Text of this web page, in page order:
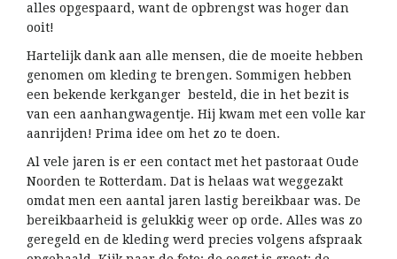
alles opgespaard, want de opbrengst was hoger dan
ooit!
Hartelijk dank aan alle mensen, die de moeite hebben
genomen om kleding te brengen. Sommigen hebben
een bekende kerkganger besteld, die in het bezit is
van een aanhangwagentje. Hij kwam met een volle kar
aanrijden! Prima idee om het zo te doen.
Al vele jaren is er een contact met het pastoraat Oude
Noorden te Rotterdam. Dat is helaas wat weggezakt
omdat men een aantal jaren lastig bereikbaar was. De
bereikbaarheid is gelukkig weer op orde. Alles was zo
geregeld en de kleding werd precies volgens afspraak